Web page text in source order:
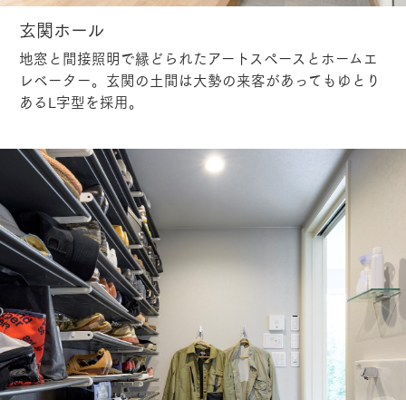
玄関ホール
地窓と間接照明で縁どられたアートスペースとホームエ
レベーター。玄関の土間は大勢の来客があってもゆとり
あるL字型を採用。